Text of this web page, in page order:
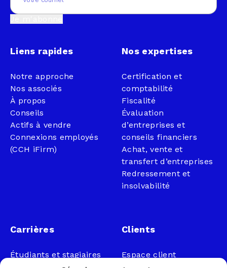
Liens rapides
Notre approche
Nos associés
À propos
Conseils
Actifs à vendre
Connexions employés
(CCH iFirm)
Nos expertises
Certification et
comptabilité
Fiscalité
Évaluation
d’entreprises et
conseils financiers
Achat, vente et
transfert d’entreprises
Redressement et
insolvabilité
Carrières
Étudiants et stagiaires
Clients
Espace client